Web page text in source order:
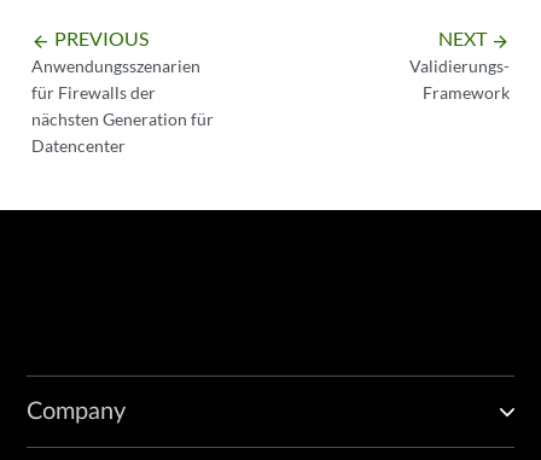
arrow_backward PREVIOUS
Anwendungsszenarien
für Firewalls der
nächsten Generation für
Datencenter
NEXT arrow_forward
Validierungs-
Framework
Company